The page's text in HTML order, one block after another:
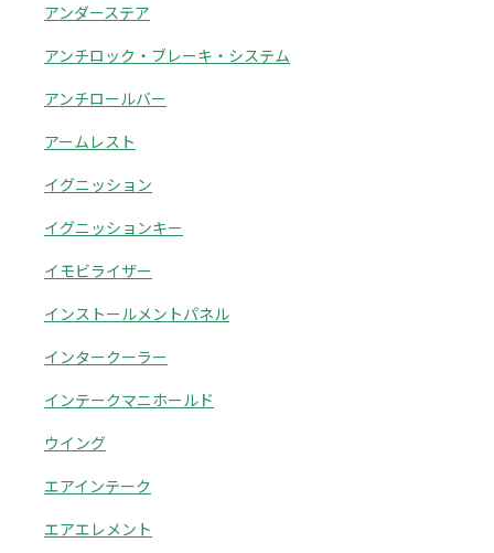
アンダーステア
アンチロック・ブレーキ・システム
アンチロールバー
アームレスト
イグニッション
イグニッションキー
イモビライザー
インストールメントパネル
インタークーラー
インテークマニホールド
ウイング
エアインテーク
エアエレメント